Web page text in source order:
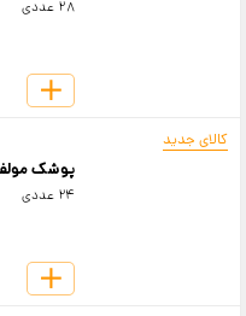
28 عددی
کالای جدید
پوشک
24 عددی